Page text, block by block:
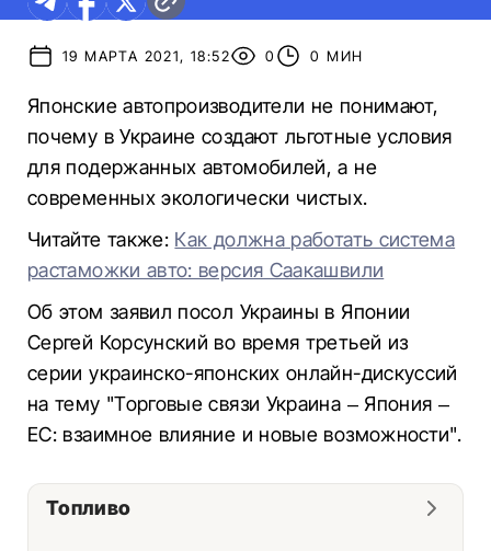
19 МАРТА 2021, 18:52 0 0 МИН
Японские автопроизводители не понимают,
почему в Украине создают льготные условия
для подержанных автомобилей, а не
современных экологически чистых.
Читайте также: Как должна работать система
растаможки авто: версия Саакашвили
Об этом заявил посол Украины в Японии
Сергей Корсунский во время третьей из
серии украинско-японских онлайн-дискуссий
на тему "Торговые связи Украина – Япония –
ЕС: взаимное влияние и новые возможности".
Топливо